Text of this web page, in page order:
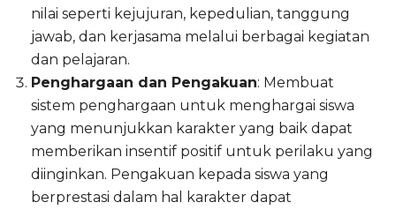
nilai seperti kejujuran, kepedulian, tanggung
jawab, dan kerjasama melalui berbagai kegiatan
dan pelajaran.
Penghargaan dan Pengakuan: Membuat
sistem penghargaan untuk menghargai siswa
yang menunjukkan karakter yang baik dapat
memberikan insentif positif untuk perilaku yang
diinginkan. Pengakuan kepada siswa yang
berprestasi dalam hal karakter dapat